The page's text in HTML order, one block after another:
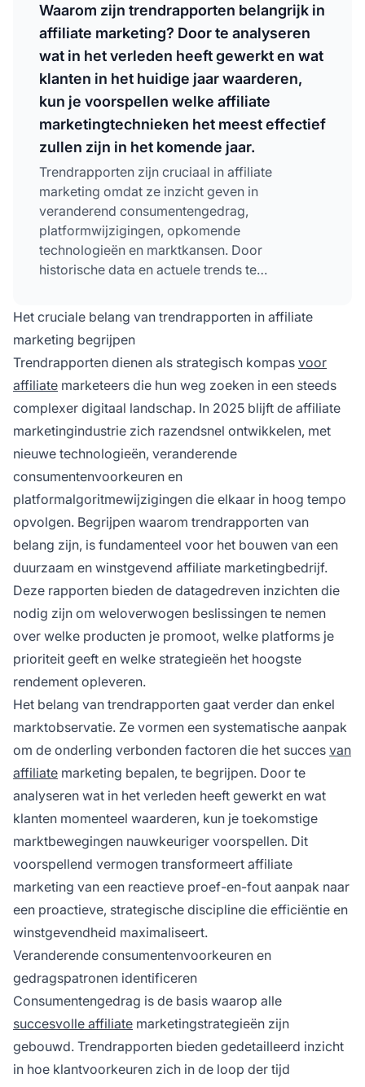
Waarom zijn trendrapporten belangrijk in
affiliate marketing? Door te analyseren
wat in het verleden heeft gewerkt en wat
klanten in het huidige jaar waarderen,
kun je voorspellen welke affiliate
marketingtechnieken het meest effectief
zullen zijn in het komende jaar.
Trendrapporten zijn cruciaal in affiliate
marketing omdat ze inzicht geven in
veranderend consumentengedrag,
platformwijzigingen, opkomende
technologieën en marktkansen. Door
historische data en actuele trends te
strategieën het meest effectief zijn, je
keuze
voor affiliate programma’s optimaliseren en in
2025 de concurrentie een stap voor blijven.
Het cruciale belang van trendrapporten in affiliate
marketing begrijpen
Trendrapporten dienen als strategisch kompas voor
affiliate marketeers die hun weg zoeken in een steeds
complexer digitaal landschap. In 2025 blijft de affiliate
marketingindustrie zich razendsnel ontwikkelen, met
nieuwe technologieën, veranderende
consumentenvoorkeuren en
platformalgoritmewijzigingen die elkaar in hoog tempo
opvolgen. Begrijpen waarom trendrapporten van
belang zijn, is fundamenteel voor het bouwen van een
duurzaam en winstgevend affiliate marketingbedrijf.
Deze rapporten bieden de datagedreven inzichten die
nodig zijn om weloverwogen beslissingen te nemen
over welke producten je promoot, welke platforms je
prioriteit geeft en welke strategieën het hoogste
rendement opleveren.
Het belang van trendrapporten gaat verder dan enkel
marktobservatie. Ze vormen een systematische aanpak
om de onderling verbonden factoren die het succes van
affiliate marketing bepalen, te begrijpen. Door te
analyseren wat in het verleden heeft gewerkt en wat
klanten momenteel waarderen, kun je toekomstige
marktbewegingen nauwkeuriger voorspellen. Dit
voorspellend vermogen transformeert affiliate
marketing van een reactieve proef-en-fout aanpak naar
een proactieve, strategische discipline die efficiëntie en
winstgevendheid maximaliseert.
Veranderende consumentenvoorkeuren en
gedragspatronen identificeren
Consumentengedrag is de basis waarop alle
succesvolle affiliate marketingstrategieën zijn
gebouwd. Trendrapporten bieden gedetailleerd inzicht
in hoe klantvoorkeuren zich in de loop der tijd